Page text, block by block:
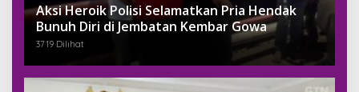
Aksi Heroik Polisi Selamatkan Pria Hendak
Bunuh Diri di Jembatan Kembar Gowa
3719 Dilihat